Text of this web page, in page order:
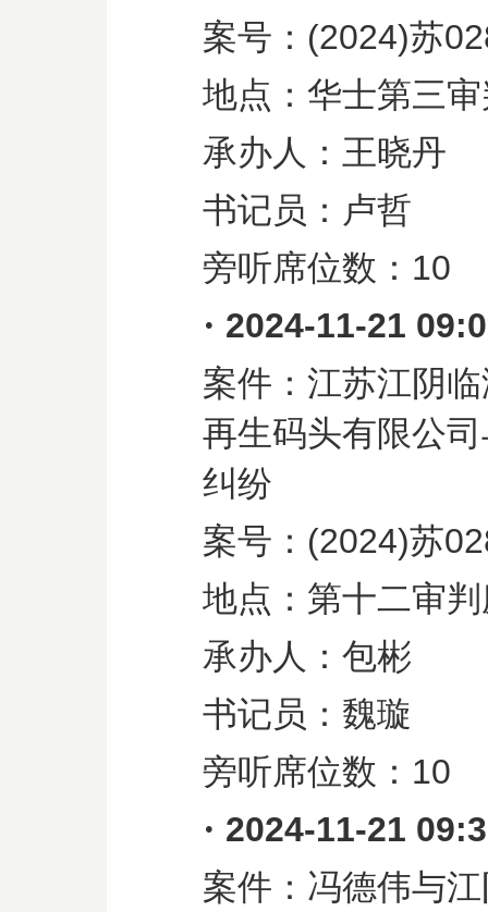
案号： (2024)苏
地点：华士第三
承办人：王晓丹
书记员：卢哲
旁听席位数： 10
· 2024-11-21
案件：江苏江阴
再生码头有限公
纠纷
案号： (2024)苏
地点：第十二审
承办人：包彬
书记员：魏璇
旁听席位数： 10
· 2024-11-21
案件：冯德伟与